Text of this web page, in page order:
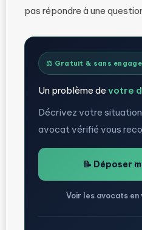
pas répondre à une
⚖️ Gratuit & sans
Un problème de votre
Décrivez votre situation
avocat vérifié vous
📝 Déposer
Voir les avocats